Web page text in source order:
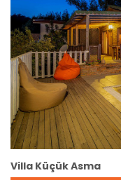
Villa Küçük Asma